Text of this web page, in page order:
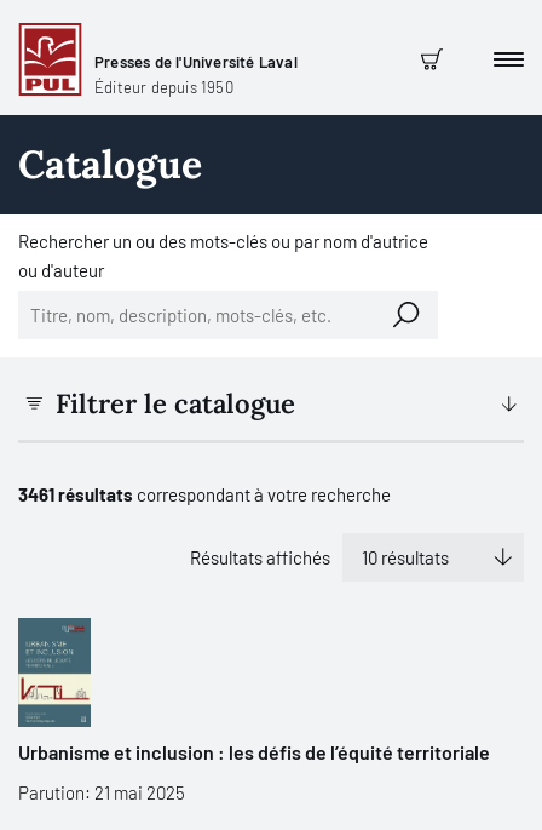
Presses de l'Université Laval
Éditeur depuis 1950
Panier
Catalogue
Rechercher un ou des mots-clés ou par nom d'autrice
ou d'auteur
Filtrer le catalogue
3461 résultats correspondant à votre recherche
Résultats affichés
Urbanisme et inclusion : les défis de l’équité territoriale
Parution: 21 mai 2025